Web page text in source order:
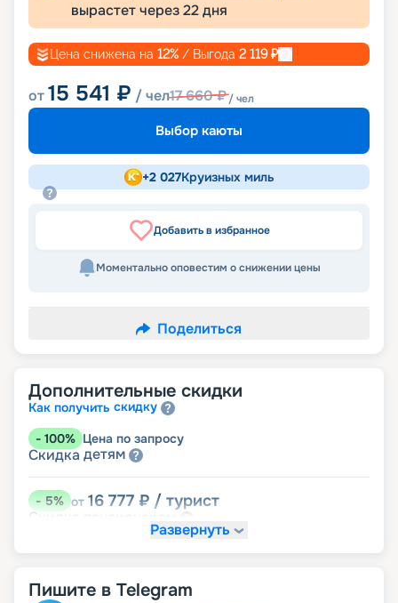
вырастет через22дня
Цена снижена на 12% / Выгода 2 119₽
от15 541 ₽ / чел17 660₽/ чел
Выбор каюты
+2 027Круизных миль
Добавить в избранное
Моментально оповестим о снижении цены
Поделиться
Дополнительные скидки
Как получить скидку
- 100% Цена по запросу
Скидка детям
-5% от 16 777 ₽ / турист
Скидка
Развернуть
Пишите в Telegram